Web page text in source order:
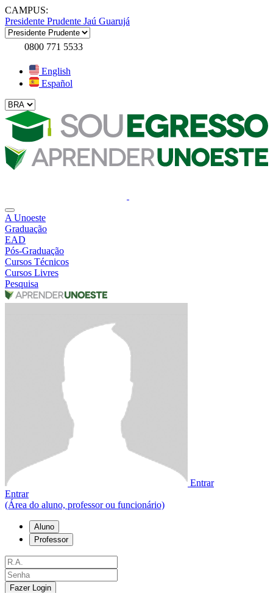
CAMPUS:
Presidente Prudente Jaú Guarujá
0800 771 5533
English
Español
A Unoeste
Graduação
EAD
Pós-Graduação
Cursos Técnicos
Cursos Livres
Pesquisa
Entrar
Entrar
(Área do aluno, professor ou funcionário)
Aluno
Professor
Fazer Login